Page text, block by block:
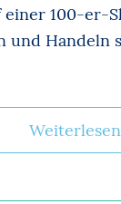
einer 100-er-
und Handeln
Weiterlesen